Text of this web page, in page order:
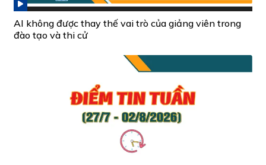
AI không được thay thế vai trò của giảng viên trong
đào tạo và thi cử